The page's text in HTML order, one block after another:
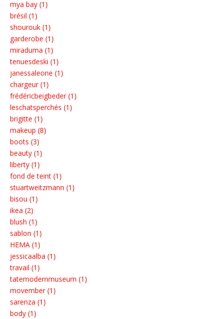
mya bay (1)
brésil (1)
shourouk (1)
garderobe (1)
miraduma (1)
tenuesdeski (1)
janessaleone (1)
chargeur (1)
frédéricbeigbeder (1)
leschatsperchés (1)
brigitte (1)
makeup (8)
boots (3)
beauty (1)
liberty (1)
fond de teint (1)
stuartweitzmann (1)
bisou (1)
ikea (2)
blush (1)
sablon (1)
HEMA (1)
jessicaalba (1)
travail (1)
tatemodernmuseum (1)
movember (1)
sarenza (1)
body (1)